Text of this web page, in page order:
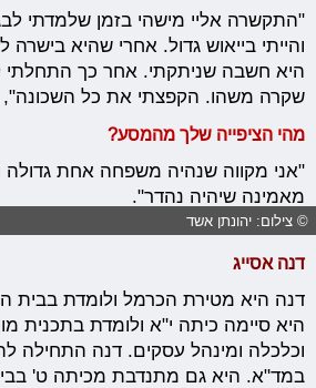
"התקשרה אליי מישהי בזמן שלמדתי
והייתי בייאוש גדול. אחרי שהיא בישרה
היא חשבה שניתקתי. אחר כך
שקרה משהו. הקפצתי את כל השכונה",
מהי הציפייה שלך מהמסע?
"אני מקווה שנהיה משפחה אחת גדולה
מאמינה שיהיה נהדר".
© צילום: יהונתן אשד
דנה אסייג
דנה היא מטירת הכרמל ולומדת בבית
היא סיימה כיתה י"א ולומדת בתכנית
וכלכלה ומינהל עסקים. דנה התחילה
במד"א. היא גם מתנדבת מכיתה ט' בבית